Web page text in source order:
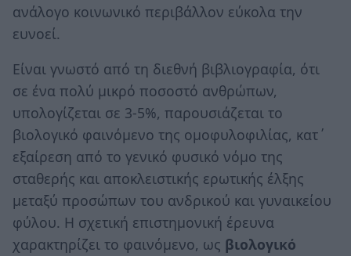
ανάλογο κοινωνικό περιβάλλον εύκολα την
ευνοεί.
Είναι γνωστό από τη διεθνή βιβλιογραφία, ότι
σε ένα πολύ μικρό ποσοστό ανθρώπων,
υπολογίζεται σε 3-5%, παρουσιάζεται το
βιολογικό φαινόμενο της ομοφυλοφιλίας, κατ΄
εξαίρεση από το γενικό φυσικό νόμο της
σταθερής και αποκλειστικής ερωτικής έλξης
μεταξύ προσώπων του ανδρικού και γυναικείου
φύλου. Η σχετική επιστημονική έρευνα
χαρακτηρίζει το φαινόμενο, ως βιολογικό